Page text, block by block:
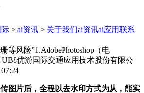
际 > ai资讯 > 关于我们ai资讯ai应用联系
等风险”1.AdobePhotoshop（电
优游国际交通应用技术股份有限公
片后，全程以去水印方式为从，能实